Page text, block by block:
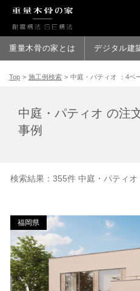
重量木骨の家とは デジタル建
Top > 施工例検索 > 中庭・パティオ ：4ペ
中庭・パティオ の注
事例
検索結果：355件 中庭・パティオ
福岡県